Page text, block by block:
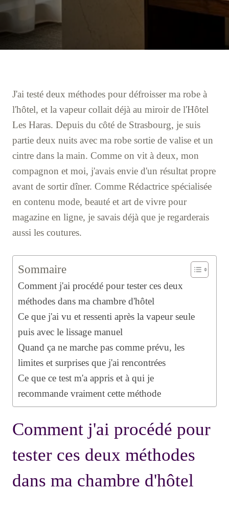
J'ai testé deux méthodes pour défroisser ma robe à
l'hôtel, et la vapeur collait déjà au miroir de l'Hôtel
Les Haras. Depuis du côté de Strasbourg, je suis
partie deux nuits avec ma robe sortie de valise et un
cintre dans la main. Comme on vit à deux, mon
compagnon et moi, j'avais envie d'un résultat propre
avant de sortir dîner. Comme Rédactrice spécialisée
en contenu mode, beauté et art de vivre pour
magazine en ligne, je savais déjà que je regarderais
aussi les coutures.
Sommaire
Comment j'ai procédé pour tester ces deux
méthodes dans ma chambre d'hôtel
Ce que j'ai vu et ressenti après la vapeur seule
puis avec le lissage manuel
Quand ça ne marche pas comme prévu, les
limites et surprises que j'ai rencontrées
Ce que ce test m'a appris et à qui je
recommande vraiment cette méthode
Comment j'ai procédé pour
tester ces deux méthodes
dans ma chambre d'hôtel